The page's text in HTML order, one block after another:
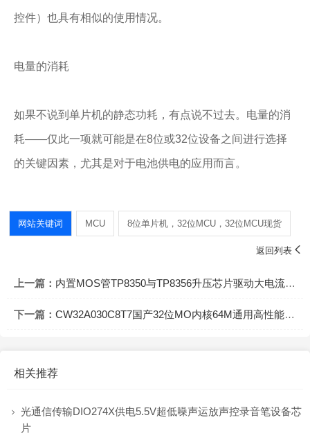
控件）也具有相似的使用情况。
电量的消耗
如果不说到单片机的静态功耗，有点说不过去。电量的消
耗——仅此一项就可能是在8位或32位设备之间进行选择
的关键因素，尤其是对于电池供电的应用而言。
网站关键词 MCU 8位单片机，32位MCU，32位MCU现货
返回列表 
上一篇： 内置MOS管TP8350与TP8356升压芯片驱动大电流方案的应用
下一篇： CW32A030C8T7国产32位MO内核64M通用高性能MCU
相关推荐

光通信传输DIO274X供电5.5V超低噪声运放声控录音笔设备芯
片